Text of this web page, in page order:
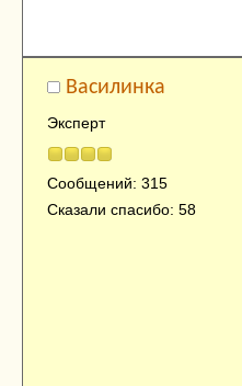
Василинка
Эксперт
Сообщений: 315
Сказали спасибо: 58